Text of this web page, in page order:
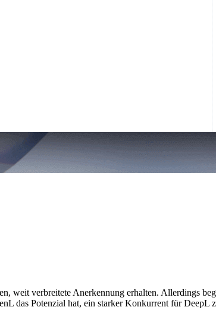
weit verbreitete Anerkennung erhalten. Allerdings
das Potenzial hat, ein starker Konkurrent für DeepL